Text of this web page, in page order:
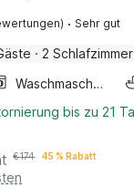
· Sehr gut
· 2 Schlafzimmer
Waschmaschine
bis zu 21
€174 45 % Rabatt